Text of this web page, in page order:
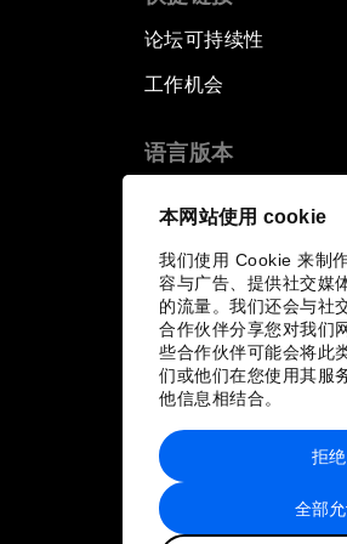
本网站使用 cookie
我们使用 Cookie 来制
容与广告、提供社交媒
的流量。我们还会与社
合作伙伴分享您对我们
些合作伙伴可能会将此
们或他们在您使用其服
他信息相结合。
全部
拒绝
论坛可持续性
工作机会
语言版本